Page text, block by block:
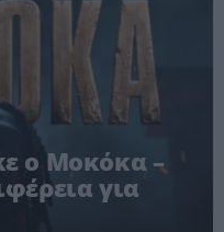
ο Μοκόκα –
για